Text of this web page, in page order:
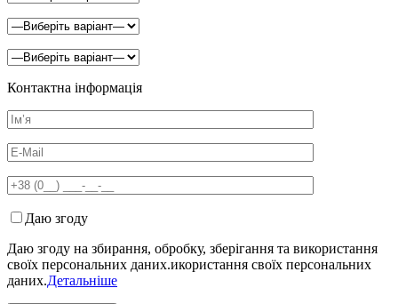
Контактна інформація
Даю згоду
Даю згоду на збирання, обробку, зберігання та використання
своїх персональних даних.икористання своїх персональних
даних.Детальніше